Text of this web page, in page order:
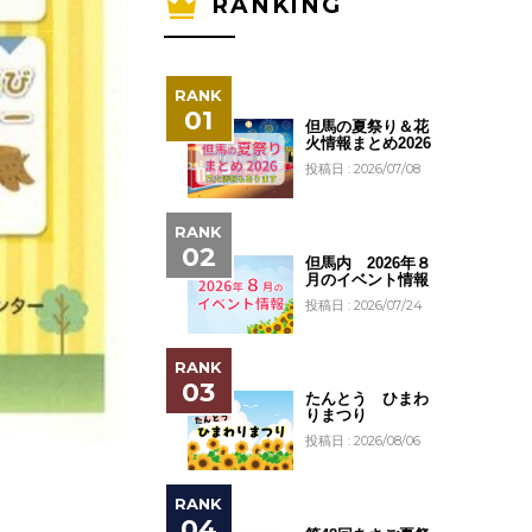
但馬の夏祭り＆花
火情報まとめ2026
投稿日 : 2026/07/08
但馬内 2026年８
月のイベント情報
投稿日 : 2026/07/24
たんとう ひまわ
りまつり
投稿日 : 2026/08/06